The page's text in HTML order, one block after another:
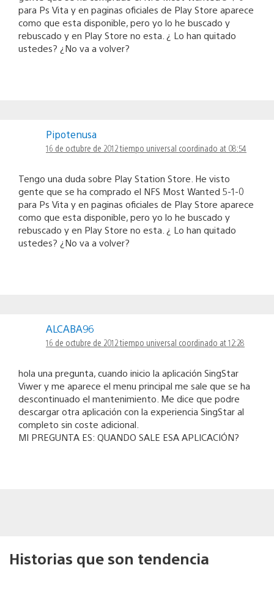
para Ps Vita y en paginas oficiales de Play Store aparece
como que esta disponible, pero yo lo he buscado y
rebuscado y en Play Store no esta. ¿ Lo han quitado
ustedes? ¿No va a volver?
Pipotenusa
16 de octubre de 2012 tiempo universal coordinado at 08:54
Tengo una duda sobre Play Station Store. He visto
gente que se ha comprado el NFS Most Wanted 5-1-0
para Ps Vita y en paginas oficiales de Play Store aparece
como que esta disponible, pero yo lo he buscado y
rebuscado y en Play Store no esta. ¿ Lo han quitado
ustedes? ¿No va a volver?
ALCABA96
16 de octubre de 2012 tiempo universal coordinado at 12:28
hola una pregunta, cuando inicio la aplicación SingStar
Viwer y me aparece el menu principal me sale que se ha
descontinuado el mantenimiento. Me dice que podre
descargar otra aplicación con la experiencia SingStar al
completo sin coste adicional.
MI PREGUNTA ES: QUANDO SALE ESA APLICACIÓN?
Historias que son tendencia